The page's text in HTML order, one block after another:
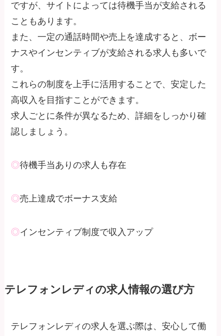
ですが、サイトによっては待機手当が支給される
こともあります。
また、一定の通話時間や売上を達成すると、ボー
ナスやインセンティブが支給される求人も多いで
す。
これらの制度を上手に活用することで、安定した
高収入を目指すことができます。
求人ごとに条件が異なるため、詳細をしっかり確
認しましょう。
◎待機手当ありの求人も存在
◎売上達成でボーナス支給
◎インセンティブ制度で収入アップ
テレフォンレディの求人情報の選び方
テレフォンレディの求人を選ぶ際は、安心して働